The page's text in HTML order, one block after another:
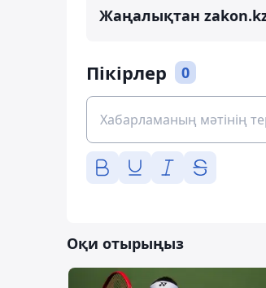
Жаңалықтан
Пікірлер 0
Оқи отырыңыз